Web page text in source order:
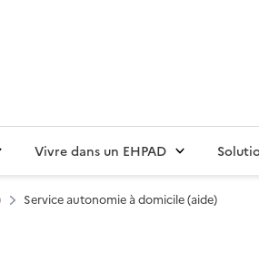
Vivre dans un EHPAD
Service autonomie à domicile (aide)